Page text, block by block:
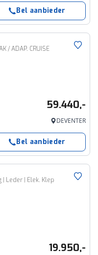
Bel aanbieder
/ ADAP. CRUISE
59.440,-
DEVENTER
Bel aanbieder
| Leder | Elek. Klep
19.950,-